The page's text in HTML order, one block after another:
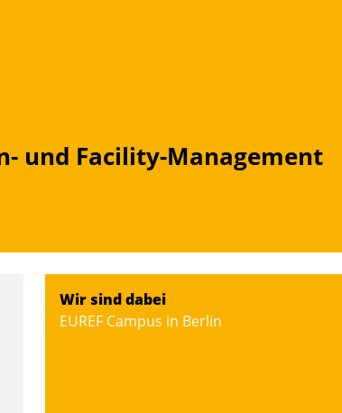
und Facility-Management
Wir sind dabei
EUREF Campus in Berlin